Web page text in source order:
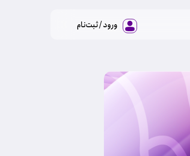
ورود / ثبت‌نام